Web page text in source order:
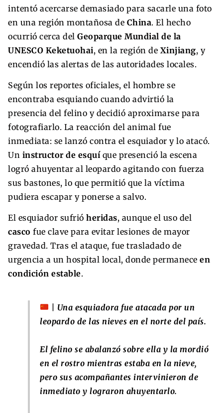
intentó acercarse demasiado para sacarle una foto
en una región montañosa de China. El hecho
ocurrió cerca del Geoparque Mundial de la
UNESCO Keketuohai, en la región de Xinjiang, y
encendió las alertas de las autoridades locales.
Según los reportes oficiales, el hombre se
encontraba esquiando cuando advirtió la
presencia del felino y decidió aproximarse para
fotografiarlo. La reacción del animal fue
inmediata: se lanzó contra el esquiador y lo atacó.
Un instructor de esquíque presenció la escena
logró ahuyentar al leopardo agitando con fuerza
sus bastones, lo que permitió que la víctima
pudiera escapar y ponerse a salvo.
El esquiador sufrió heridas, aunque el uso del
casco fue clave para evitar lesiones de mayor
gravedad. Tras el ataque, fue trasladado de
urgencia a un hospital local, donde permanece en
condición estable.
| Una esquiadora fue atacada por un
leopardo de las nieves en el norte del país.
El felino se abalanzó sobre ella y la mordió
en el rostro mientras estaba en la nieve,
pero sus acompañantes intervinieron de
inmediato y lograron ahuyentarlo.